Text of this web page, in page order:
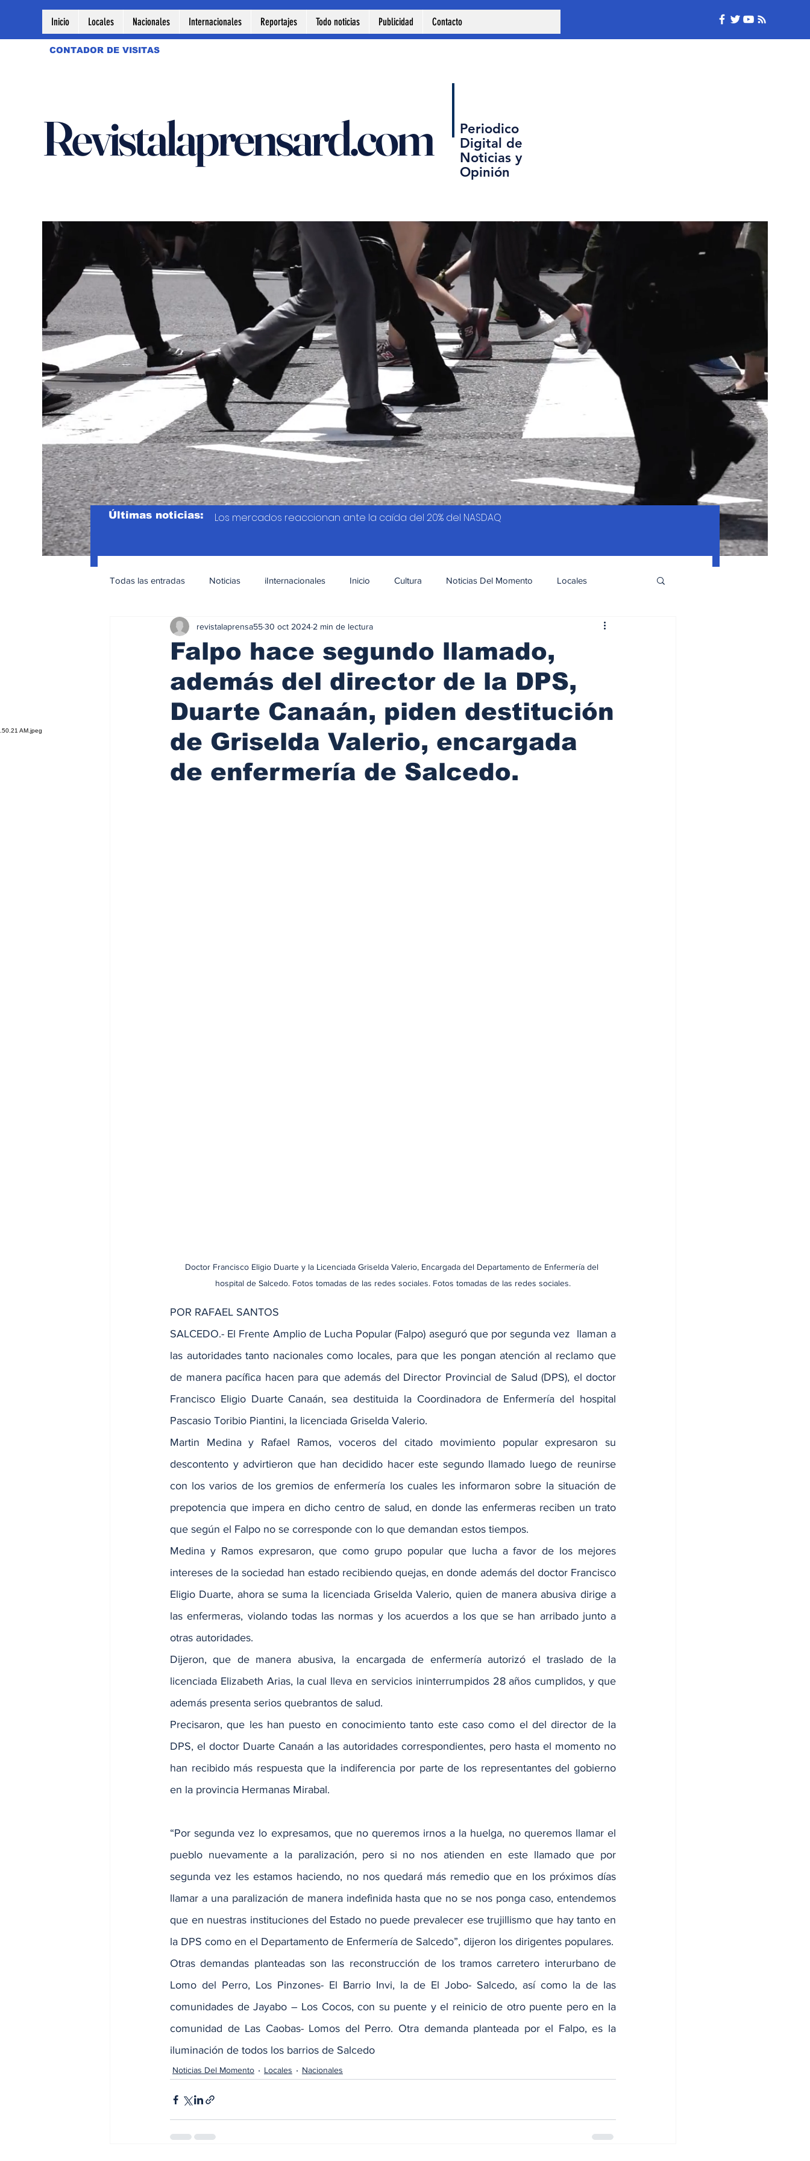
Inicio Locales Nacionales Internacionales Reportajes Todo noticias Publicidad Contacto
CONTADOR DE VISITAS
Revistalaprensard.com
Periodico
Digital de
Noticias y
Opinión
Últimas noticias: Los mercados reaccionan ante la caída del 20% del NASDAQ
Todas las entradas Noticias iInternacionales Inicio Cultura Noticias Del Momento Locales
Nacionales Educación Sexual Deportes Opinión
Falpo hace segundo llamado,
además del director de la DPS,
Duarte Canaán, piden destitución
de Griselda Valerio, encargada
de enfermería de Salcedo.
revistalaprensa5530 oct 2024 2 min de lectura
Doctor Francisco Eligio Duarte y la Licenciada Griselda Valerio, Encargada del Departamento de Enfermería del
hospital de Salcedo. Fotos tomadas de las redes sociales. Fotos tomadas de las redes sociales.
POR RAFAEL SANTOS
SALCEDO.- El Frente Amplio de Lucha Popular (Falpo) aseguró que por segunda vez  llaman a
las autoridades tanto nacionales como locales, para que les pongan atención al reclamo que
de manera pacífica hacen para que además del Director Provincial de Salud (DPS), el doctor
Francisco Eligio Duarte Canaán, sea destituida la Coordinadora de Enfermería del hospital
Pascasio Toribio Piantini, la licenciada Griselda Valerio.
Martin Medina y Rafael Ramos, voceros del citado movimiento popular expresaron su
descontento y advirtieron que han decidido hacer este segundo llamado luego de reunirse
con los varios de los gremios de enfermería los cuales les informaron sobre la situación de
prepotencia que impera en dicho centro de salud, en donde las enfermeras reciben un trato
que según el Falpo no se corresponde con lo que demandan estos tiempos.
Medina y Ramos expresaron, que como grupo popular que lucha a favor de los mejores
intereses de la sociedad han estado recibiendo quejas, en donde además del doctor Francisco
Eligio Duarte, ahora se suma la licenciada Griselda Valerio, quien de manera abusiva dirige a
las enfermeras, violando todas las normas y los acuerdos a los que se han arribado junto a
otras autoridades.
Dijeron, que de manera abusiva, la encargada de enfermería autorizó el traslado de la
licenciada Elizabeth Arias, la cual lleva en servicios ininterrumpidos 28 años cumplidos, y que
además presenta serios quebrantos de salud.
Precisaron, que les han puesto en conocimiento tanto este caso como el del director de la
DPS, el doctor Duarte Canaán a las autoridades correspondientes, pero hasta el momento no
han recibido más respuesta que la indiferencia por parte de los representantes del gobierno
en la provincia Hermanas Mirabal.
“Por segunda vez lo expresamos, que no queremos irnos a la huelga, no queremos llamar el
pueblo nuevamente a la paralización, pero si no nos atienden en este llamado que por
segunda vez les estamos haciendo, no nos quedará más remedio que en los próximos días
llamar a una paralización de manera indefinida hasta que no se nos ponga caso, entendemos
que en nuestras instituciones del Estado no puede prevalecer ese trujillismo que hay tanto en
la DPS como en el Departamento de Enfermería de Salcedo”, dijeron los dirigentes populares.
Otras demandas planteadas son las reconstrucción de los tramos carretero interurbano de
Lomo del Perro, Los Pinzones- El Barrio Invi, la de El Jobo- Salcedo, así como la de las
comunidades de Jayabo – Los Cocos, con su puente y el reinicio de otro puente pero en la
comunidad de Las Caobas- Lomos del Perro. Otra demanda planteada por el Falpo, es la
iluminación de todos los barrios de Salcedo
Noticias Del Momento Locales Nacionales